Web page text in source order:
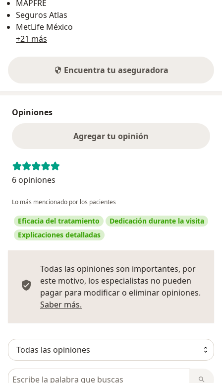
MAPFRE
Seguros Atlas
MetLife México
+21 más
Encuentra tu aseguradora
Opiniones
Agregar tu opinión
6 opiniones
Lo más mencionado por los pacientes
Eficacia del tratamiento
Dedicación durante la visita
Explicaciones detalladas
Todas las opiniones son importantes, por
este motivo, los especialistas no pueden
pagar para modificar o eliminar opiniones.
Saber más.
Busca en opiniones